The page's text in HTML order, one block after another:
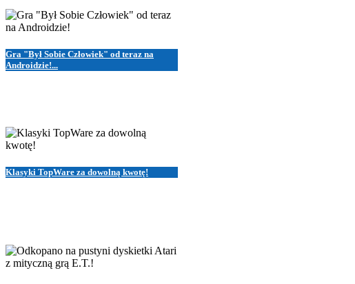
Gra "Był Sobie Człowiek" od teraz na
Androidzie!...
Klasyki TopWare za dowolną kwotę!